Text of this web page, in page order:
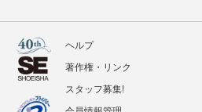
ヘルプ
著作権・リンク
スタッフ募集!